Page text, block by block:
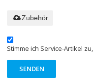
Zubehör
Stimme ich Service-Artikel zu,
SENDEN